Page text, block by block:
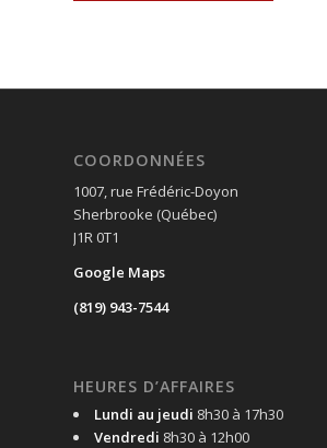
COORDONNÉES
1007, rue Frédéric-Doyon
Sherbrooke (Québec)
J1R 0T1
Google Maps
(819) 943-7544
HEURES D’AFFAIRES
Lundi au jeudi 8h30 à 17h30
Vendredi 8h30 à 12h00